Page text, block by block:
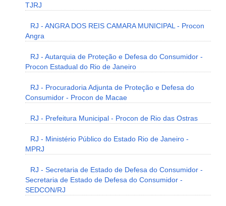
TJRJ
RJ - ANGRA DOS REIS CAMARA MUNICIPAL - Procon
Angra
RJ - Autarquia de Proteção e Defesa do Consumidor -
Procon Estadual do Rio de Janeiro
RJ - Procuradoria Adjunta de Proteção e Defesa do
Consumidor - Procon de Macae
RJ - Prefeitura Municipal - Procon de Rio das Ostras
RJ - Ministério Público do Estado Rio de Janeiro -
MPRJ
RJ - Secretaria de Estado de Defesa do Consumidor -
Secretaria de Estado de Defesa do Consumidor -
SEDCON/RJ